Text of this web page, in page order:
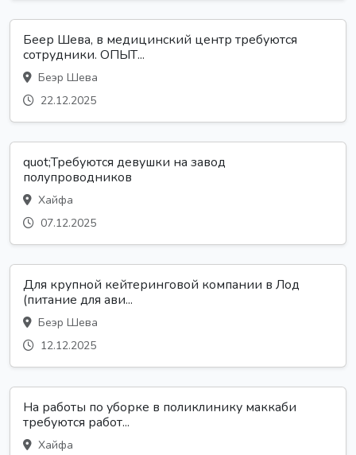
Беер Шева, в медицинский центр требуются
сотрудники. ОПЫТ...
Беэр Шева
22.12.2025
quot;Требуются девушки на завод
полупроводников
Хайфа
07.12.2025
Для крупной кейтеринговой компании в Лод
(питание для ави...
Беэр Шева
12.12.2025
На работы по уборке в поликлинику маккаби
требуются работ...
Хайфа